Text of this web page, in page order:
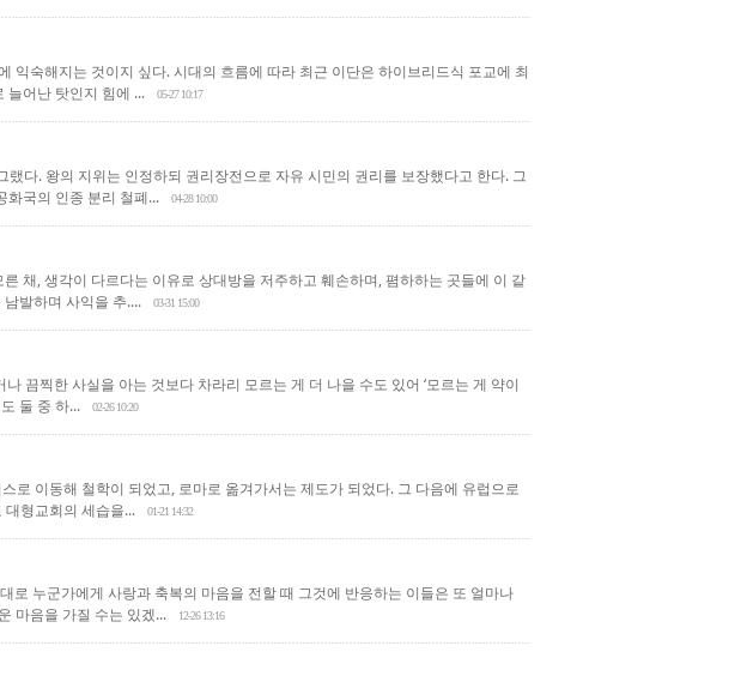
숙해지는 것이지 싶다. 시대의 흐름에 따라 최근 이단은 하이브리드식 포교에 최
늘어난 탓인지 힘에 ...
05-27 10:17
다. 왕의 지위는 인정하되 권리장전으로 자유 시민의 권리를 보장했다고 한다. 그
화국의 인종 분리 철폐...
04-28 10:00
채, 생각이 다르다는 이유로 상대방을 저주하고 훼손하며, 폄하하는 곳들에 이 같
발하며 사익을 추....
03-31 15:00
끔찍한 사실을 아는 것보다 차라리 모르는 게 더 나을 수도 있어 ‘모르는 게 약이
둘 중 하...
02-26 10:20
로 이동해 철학이 되었고, 로마로 옮겨가서는 제도가 되었다. 그 다음에 유럽으로
대형교회의 세습을...
01-21 14:32
로 누군가에게 사랑과 축복의 마음을 전할 때 그것에 반응하는 이들은 또 얼마나
마음을 가질 수는 있겠...
12-26 13:16